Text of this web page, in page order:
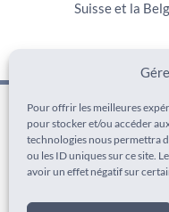
Pour offrir les meilleures
pour stocker et/ou accéder
technologies nous permettra
ou les ID uniques sur ce site.
avoir un effet négatif sur
Suisse et la